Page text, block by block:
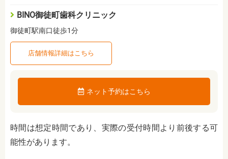
BINO御徒町歯科クリニック
御徒町駅南口徒歩1分
店舗情報詳細はこちら
ネット予約はこちら
時間は想定時間であり、実際の受付時間より前後する可
能性があります。